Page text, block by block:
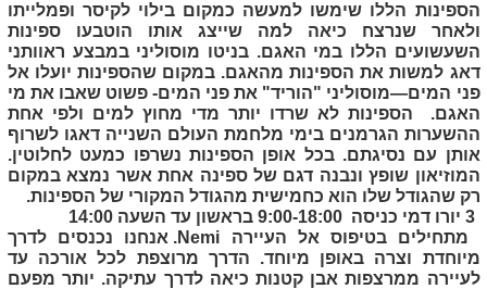
הספינות הללו שימשו למעשה כמקום בילוי לקיסר ופמלייתו
ולאחר שנרצח כיאה למה שייצג אותו הוטבעו ספינות
השעשועים הללו במי האגם. בניטו מוסוליני במבצע ראוותני
דאג למשות את הספינות מהאגם. במקום שהספינות יועלו אל
פני המים—מוסוליני "הוריד" את פני המים- פשוט שאבו את מי
האגם. הספינות לא שרדו יותר מדי מחוץ למים ולפי אחת
ההשערות הגרמנים בימי מלחמת העולם השנייה דאגו לשרוף
אותן עם נסיגתם. בכל אופן הספינות נשרפו כמעט לחלוטין.
המוזיאון שופץ ונבנה דגם של ספינה אחת אשר נמצא במקום
רק שהגודל שלו הוא כחמישית מהגודל המקורי של הספינות.
מתחילים בטיפוס אל העיירה Nemi. אנחנו נכנסים לדרך
מיוחדת וצרה באופן מיוחד. הדרך מרוצפת לכל אורכה עד
לעיירה ממרצפות אבן קטנות כיאה לדרך עתיקה. יותר מפעם